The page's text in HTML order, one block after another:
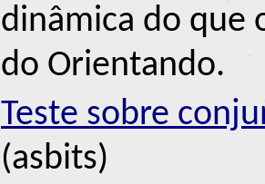
dinâmica do que
do Orientando.
Teste sobre
(asbits)